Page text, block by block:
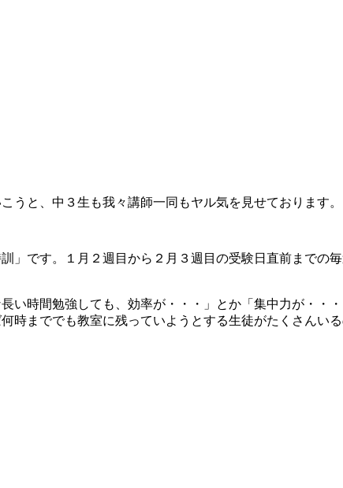
と、中３生も我々講師一同もヤル気を見せております。
です。１月２週目から２月３週目の受験日直前までの
時間勉強しても、効率が・・・」とか「集中力が・・
まででも教室に残っていようとする生徒がたくさんいる